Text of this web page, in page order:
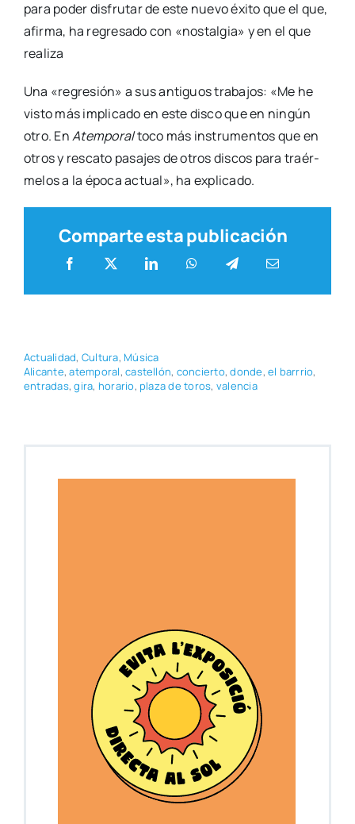
para poder dis­fru­tar de este nue­vo éxi­to que el que,
afir­ma, ha regre­sa­do con «nos­tal­gia» y en el que
rea­li­za
Una «regre­sión» a sus anti­guos tra­ba­jos: «Me he
vis­to más impli­ca­do en este dis­co que en nin­gún
otro. EnAtem­po­raltoco más ins­tru­men­tos que en
otros y res­ca­to pasa­jes de otros dis­cos para traér­
me­los a la épo­ca actual», ha expli­ca­do.
Comparte esta publicación
Actua­li­dad, Cul­tu­ra, Músi­ca
Ali­can­te,atem­po­ral,cas­te­llón, con­cier­to,don­de,el barrrio,
entra­das,gira, hora­rio, pla­za de toros, valen­cia